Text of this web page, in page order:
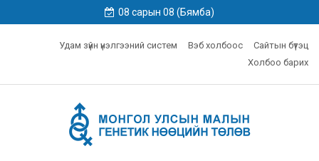
08 сарын 08 (Бямба)
Удам зүйн үнэлгээний систем Вэб холбоос
Сайтын бүтэц
Холбоо барих